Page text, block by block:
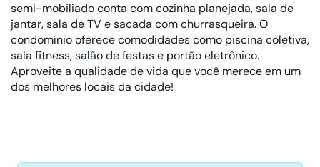
semi-mobiliado conta com cozinha planejada, sala de
jantar, sala de TV e sacada com churrasqueira. O
condomínio oferece comodidades como piscina coletiva,
sala fitness, salão de festas e portão eletrônico.
Aproveite a qualidade de vida que você merece em um
dos melhores locais da cidade!